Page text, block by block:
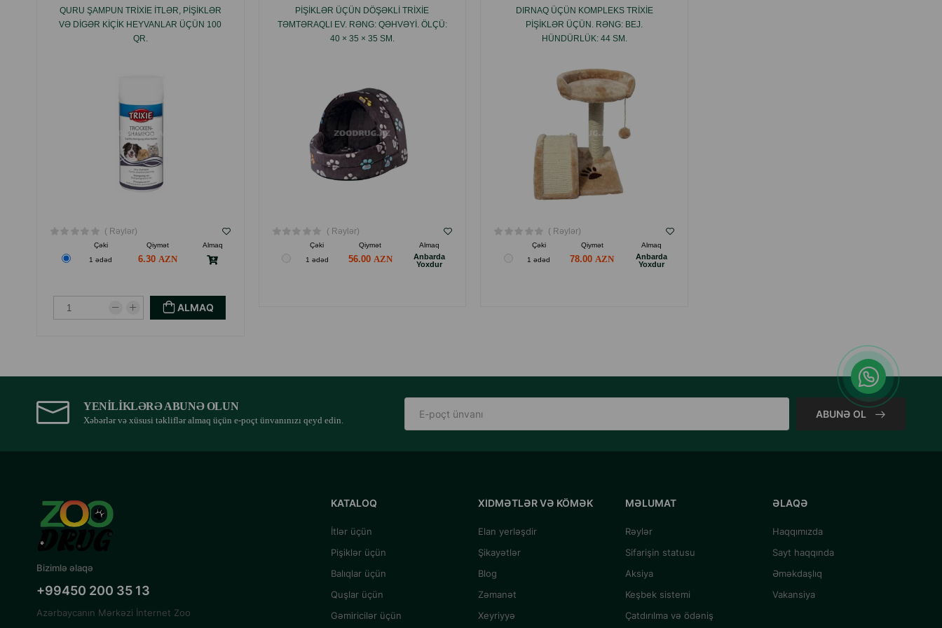
QURU ŞAMPUN TRIXIE ITLƏR, PIŞIKLƏR
VƏ DIGƏR KIÇIK HEYVANLAR ÜÇÜN 100
QR.
( Rəylər)
Çəki Qiymət
Almaq
1 ədəd
6.30
ALMAQ
PIŞIKLƏR ÜÇÜN DÖŞƏKLI TRIXIE
TƏMTƏRAQLI EV. RƏNG: QƏHVƏYI. ÖLÇÜ:
40 × 35 × 35 SM.
( Rəylər)
Çəki Qiymət
Almaq
1 ədəd
56.00
Anbarda
Yoxdur
DIRNAQ ÜÇÜN KOMPLEKS TRIXIE
PIŞIKLƏR ÜÇÜN. RƏNG: BEJ.
HÜNDÜRLÜK: 44 SM.
( Rəylər)
Çəki Qiymət
Almaq
1 ədəd
78.00
Anbarda
Yoxdur
YENILIKLƏRƏ ABUNƏ OLUN
Xəbərlər və xüsusi təkliflər almaq üçün e-poçt ünvanınızı qeyd edin.
ABUNƏ OL
Bizimlə əlaqə
+99450 200 35 13
Azərbaycanın Mərkəzi İnternet Zoo
KATALOQ
İtlər üçün
Pişiklər üçün
Balıqlar üçün
Quşlar üçün
Gəmiricilər üçün
XIDMƏTLƏR VƏ KÖMƏK
Elan yerləşdir
Şikayətlər
Blog
Zəmanət
Xeyriyyə
MƏLUMAT
Rəylər
Sifarişin statusu
Aksiya
Keşbek sistemi
Çatdırılma və ödəniş
ƏLAQƏ
Haqqımızda
Sayt haqqında
Əməkdaşlıq
Vakansiya